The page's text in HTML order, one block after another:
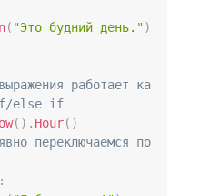
( "Это будний день.")
работает ка
if/else if
( ) . Hour( )
переключаемся по
: